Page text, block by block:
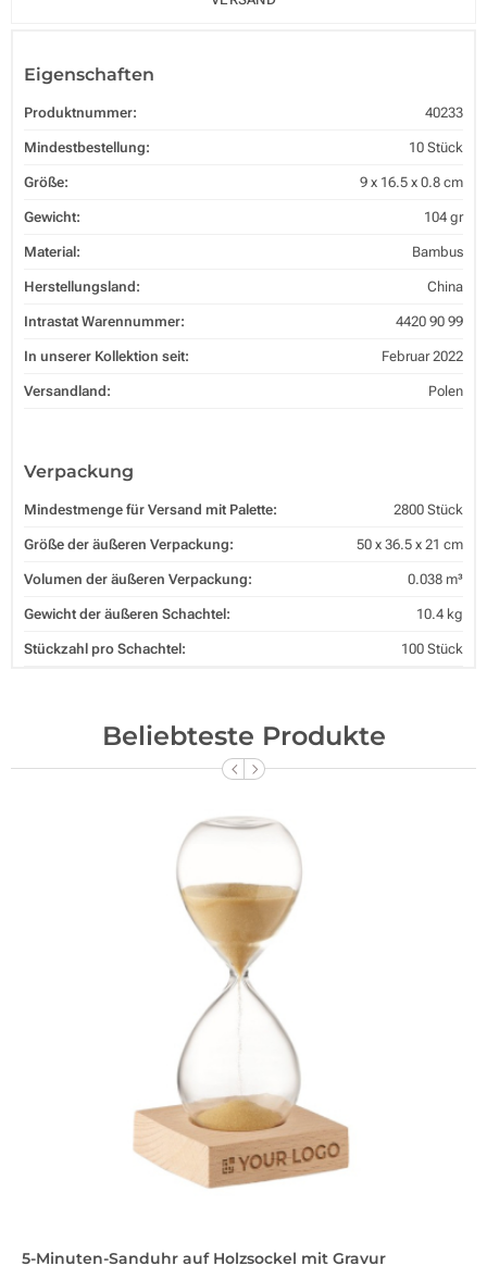
Eigenschaften
Produktnummer: 40233
Mindestbestellung: 10 Stück
Größe: 9 x 16.5 x 0.8 cm
Gewicht: 104 gr
Material: Bambus
Herstellungsland: China
Intrastat Warennummer: 4420 90 99
In unserer Kollektion seit: Februar 2022
Versandland: Polen
Verpackung
Mindestmenge für Versand mit Palette: 2800 Stück
Größe der äußeren Verpackung: 50 x 36.5 x 21 cm
Volumen der äußeren Verpackung: 0.038 m³
Gewicht der äußeren Schachtel: 10.4 kg
Stückzahl pro Schachtel: 100 Stück
Beliebteste Produkte
5-Minuten-Sanduhr auf Holzsockel mit Gravur